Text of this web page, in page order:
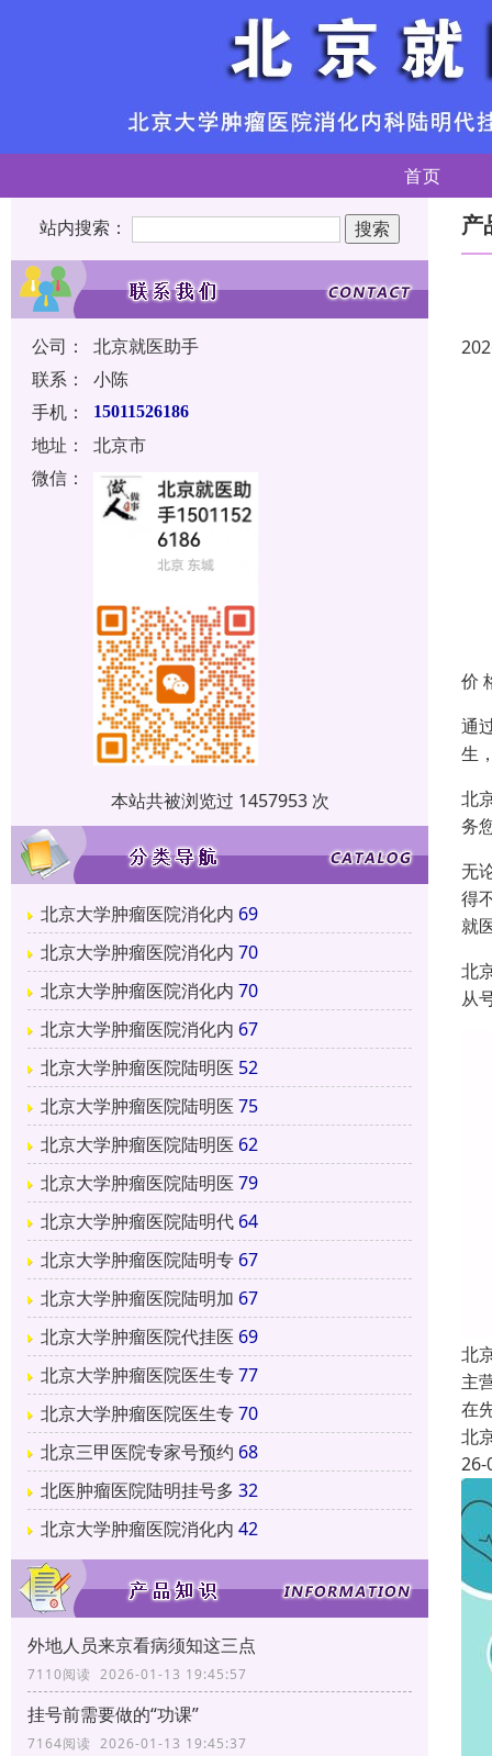
首页
站内搜索：
公司：
北京就医助手
联系：
小陈
手机：
15011526186
地址：
北京市
微信：
本站共被浏览过 1457953 次
北京大学肿瘤医院消化内 69
北京大学肿瘤医院消化内 70
北京大学肿瘤医院消化内 70
北京大学肿瘤医院消化内 67
北京大学肿瘤医院陆明医 52
北京大学肿瘤医院陆明医 75
北京大学肿瘤医院陆明医 62
北京大学肿瘤医院陆明医 79
北京大学肿瘤医院陆明代 64
北京大学肿瘤医院陆明专 67
北京大学肿瘤医院陆明加 67
北京大学肿瘤医院代挂医 69
北京大学肿瘤医院医生专77
北京大学肿瘤医院医生专70
北京三甲医院专家号预约 68
北医肿瘤医院陆明挂号多 32
北京大学肿瘤医院消化内 42
外地人员来京看病须知这三点
7110阅读 2026-01-13 19:45:57
挂号前需要做的“功课”
7164阅读 2026-01-13 19:45:37
产
价
通
生
北
务
无
得
就
北
从
北
主
在
北
26-